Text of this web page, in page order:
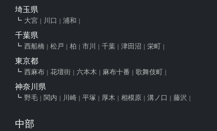
埼玉県
大宮 川口 浦和
千葉県
西船橋 松戸 柏 市川 千葉 津田沼 栄町
東京都
西麻布 花壇街 六本木 麻布十番 歌舞伎町
神奈川県
野毛 関内 川崎 平塚 厚木 相模原 溝ノ口 藤沢
中部